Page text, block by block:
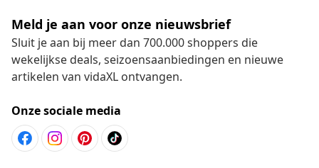
Meld je aan voor onze nieuwsbrief
Sluit je aan bij meer dan 700.000 shoppers die
wekelijkse deals, seizoensaanbiedingen en nieuwe
artikelen van vidaXL ontvangen.
Onze sociale media